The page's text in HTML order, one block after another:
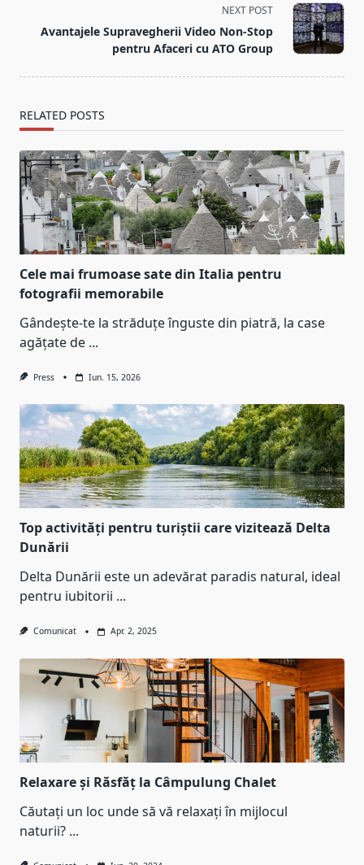
reader-
text">Page</span>
NEXT POST
Avantajele Supravegherii Video Non-Stop
pentru Afaceri cu ATO Group
RELATED POSTS
Cele mai frumoase sate din Italia pentru
fotografii memorabile
Gândește-te la străduțe înguste din piatră, la case
agățate de ...
Press Iun. 15, 2026
Top activități pentru turiștii care vizitează Delta
Dunării
Delta Dunării este un adevărat paradis natural, ideal
pentru iubitorii ...
Comunicat Apr. 2, 2025
Relaxare și Răsfăț la Câmpulung Chalet
Căutați un loc unde să vă relaxați în mijlocul
naturii? ...